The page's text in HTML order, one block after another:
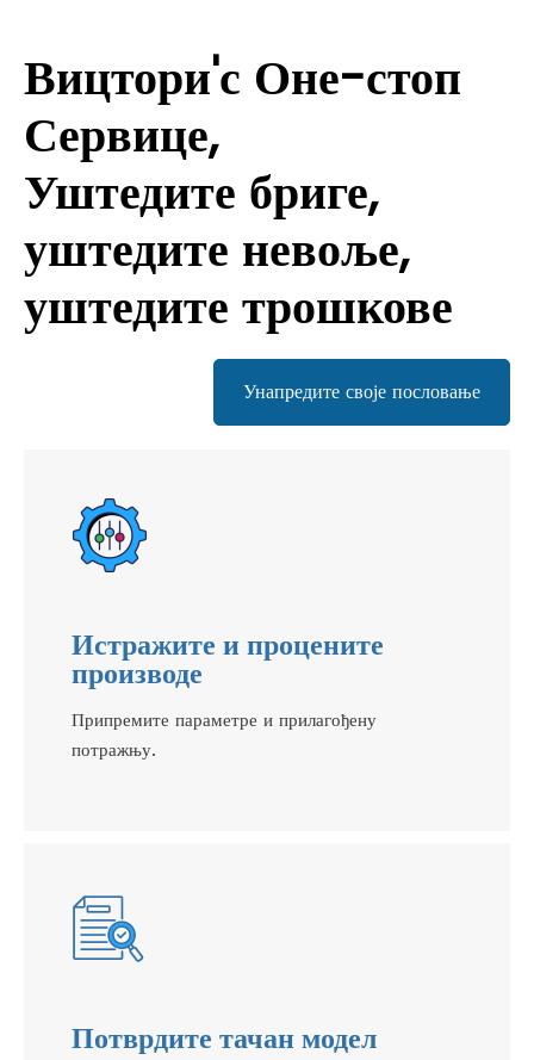
Вицтори'с Оне-стоп
Сервице,
Уштедите бриге,
уштедите невоље,
уштедите трошкове
Унапредите своје пословање
Истражите и процените
производе
Припремите параметре и прилагођену
потражњу.
Потврдите тачан модел